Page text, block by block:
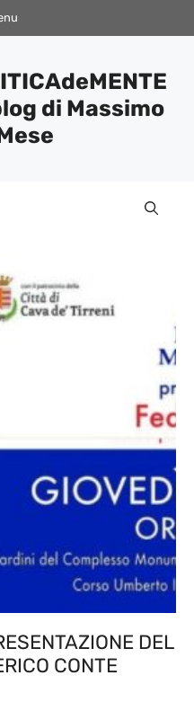
di Massimo
DEL
CONTE